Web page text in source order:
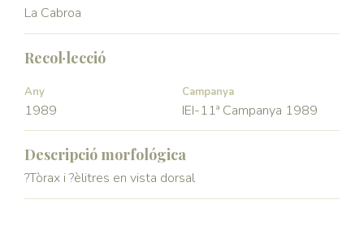
La Cabroa
Recol·lecció
Any
1989
Campanya
IEI-11ª Campanya 1989
Descripció morfológica
?Tòrax i ?èlitres en vista dorsal